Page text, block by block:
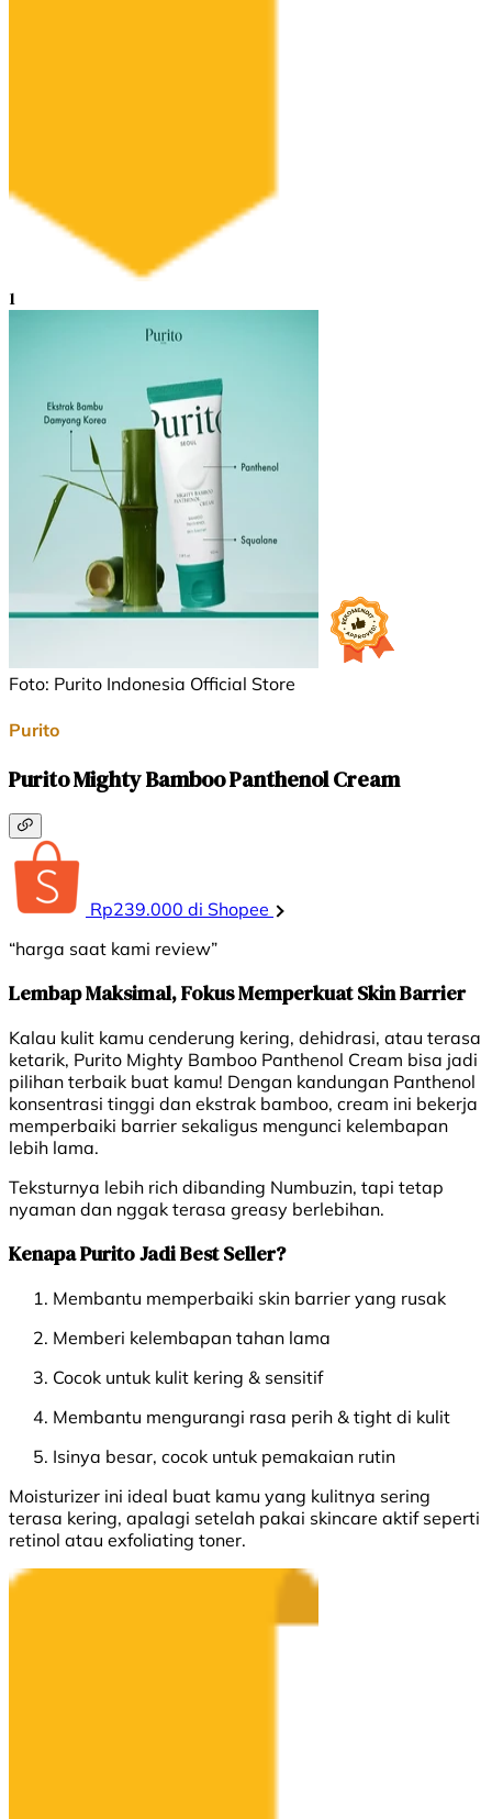
1
Foto: Purito Indonesia Official Store
Purito
Purito Mighty Bamboo Panthenol Cream
Rp239.000 di Shopee
“harga saat kami review”
Lembap Maksimal, Fokus Memperkuat Skin Barrier
Kalau kulit kamu cenderung kering, dehidrasi, atau terasa
ketarik, Purito Mighty Bamboo Panthenol Cream bisa jadi
pilihan terbaik buat kamu! Dengan kandungan Panthenol
konsentrasi tinggi dan ekstrak bamboo, cream ini bekerja
memperbaiki barrier sekaligus mengunci kelembapan
lebih lama.
Teksturnya lebih rich dibanding Numbuzin, tapi tetap
nyaman dan nggak terasa greasy berlebihan.
Kenapa Purito Jadi Best Seller?
Membantu memperbaiki skin barrier yang rusak
Memberi kelembapan tahan lama
Cocok untuk kulit kering & sensitif
Membantu mengurangi rasa perih & tight di kulit
Isinya besar, cocok untuk pemakaian rutin
Moisturizer ini ideal buat kamu yang kulitnya sering
terasa kering, apalagi setelah pakai skincare aktif seperti
retinol atau exfoliating toner.